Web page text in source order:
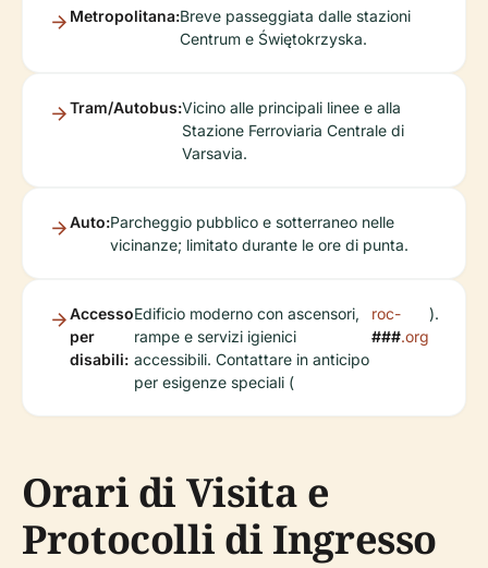
Metropolitana:Breve passeggiata dalle stazioni
Centrum e Świętokrzyska.
Tram/Autobus:Vicino alle principali linee e alla
Stazione Ferroviaria Centrale di
Varsavia.
Auto:Parcheggio pubblico e sotterraneo nelle
vicinanze; limitato durante le ore di punta.
Accesso
per
disabili:
Edificio moderno con ascensori,
rampe e servizi igienici
accessibili. Contattare in anticipo
per esigenze speciali (
roc-
###.org
).
Orari di Visita e
Protocolli di Ingresso